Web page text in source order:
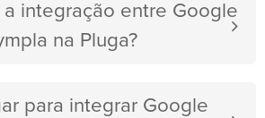
a integração entre Google
na Pluga?
para integrar Google